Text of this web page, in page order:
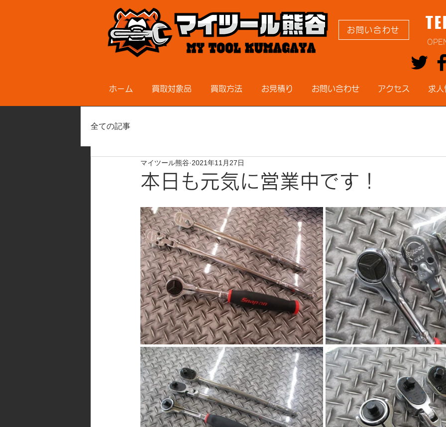
お問い合わせ
ホーム 買取対象品 買取方法 お見積り お問い合わせ アクセス 求人
全ての記事
本日も元気に営業中です！
マイツール熊谷 2021年11月27日